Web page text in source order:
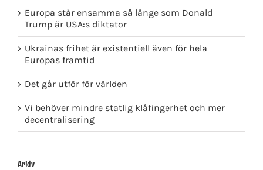
Europa står ensamma så länge som Donald
Trump är USA:s diktator
Ukrainas frihet är existentiell även för hela
Europas framtid
Det går utför för världen
Vi behöver mindre statlig klåfingerhet och mer
decentralisering
Arkiv